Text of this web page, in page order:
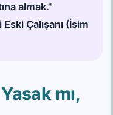
almak."
Çalışanı (İsim
mı,